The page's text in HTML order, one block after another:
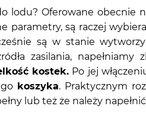
lodu? Oferowane
parametry, są raczej
są w stanie
zasilania,
kostek. Po jej
koszyka. Praktycznym
lub też że należy